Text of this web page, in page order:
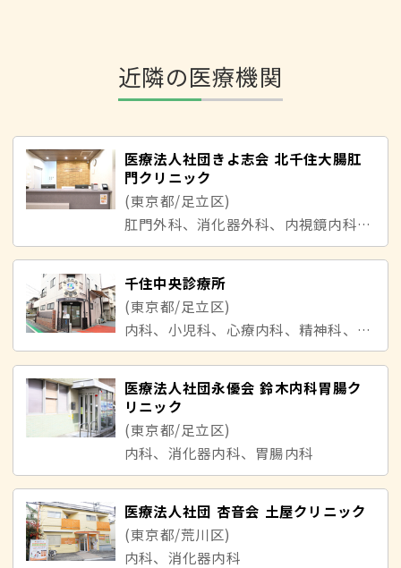
近隣の医療機関
医療法人社団きよ志会 北千住大腸肛
門クリニック
(東京都/足立区)
肛門外科、消化器外科、内視鏡内科、外科
千住中央診療所
(東京都/足立区)
内科、小児科、心療内科、精神科、腫瘍内科、消化器内科、耳鼻咽喉科
医療法人社団永優会 鈴木内科胃腸ク
リニック
(東京都/足立区)
内科、消化器内科、胃腸内科
医療法人社団 杏音会 土屋クリニック
(東京都/荒川区)
内科、消化器内科